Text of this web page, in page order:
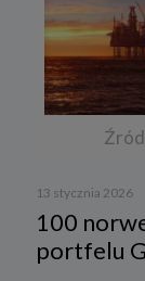
13 stycznia 2026
100
portfelu